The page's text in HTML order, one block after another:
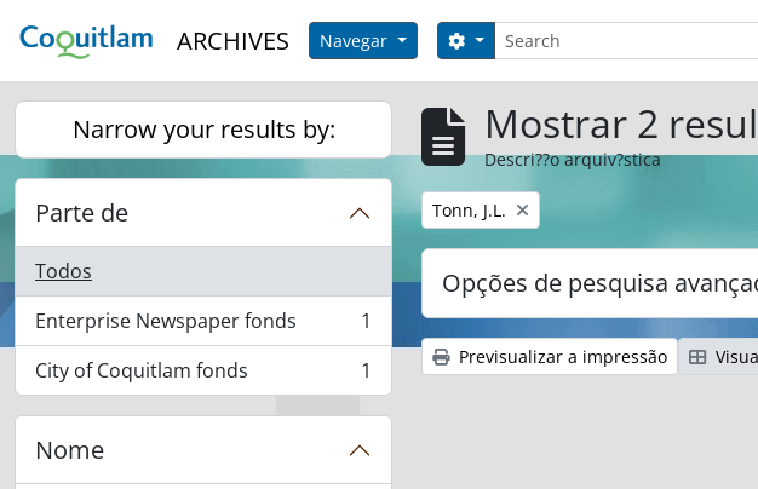
ARCHIVES Navegar Pesquisar
Opções de busca
Narrow your results by:
Parte de
Todos
Enterprise Newspaper fonds
, 1 resultados
1
City of Coquitlam fonds
, 1 resultados 1
Nome
Mostrar 2
Descri??o arquiv?stica
Remover filtro:
Tonn, J.L.
Opções de pesquisa
Previsualizar a impressão